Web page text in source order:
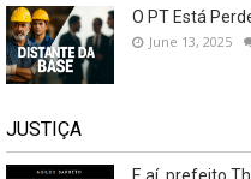
O PT Está
June 13, 2025
JUSTIÇA